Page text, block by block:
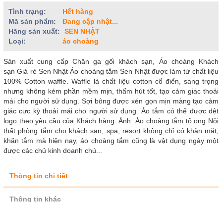
Tình trạng:
Hết hàng
Mã sản phẩm:
Đang cập nhật...
Hãng sản xuất:
SEN NHẬT
Loại:
áo choàng
Sản xuất cung cấp Chăn ga gối khách sạn, Áo choàng Khách
sạn Giá rẻ Sen Nhật Áo choàng tắm Sen Nhật được làm từ chất liệu
100% Cotton waffle. Waffle là chất liệu cotton cổ điển, sang trọng
nhưng không kém phần mềm mịn, thấm hút tốt, tạo cảm giác thoải
mái cho người sử dụng. Sợi bông được xén gọn mịn màng tạo cảm
giác cực kỳ thoải mái cho người sử dụng. Áo tắm có thể được dệt
logo theo yêu cầu của Khách hàng. Ảnh: Áo choàng tắm tổ ong Nội
thất phòng tắm cho khách sạn, spa, resort không chỉ có khăn mặt,
khăn tắm mà hiện nay, áo choàng tắm cũng là vật dụng ngày một
được các chủ kinh doanh chú...
Thông tin chi tiết
Thông tin khác